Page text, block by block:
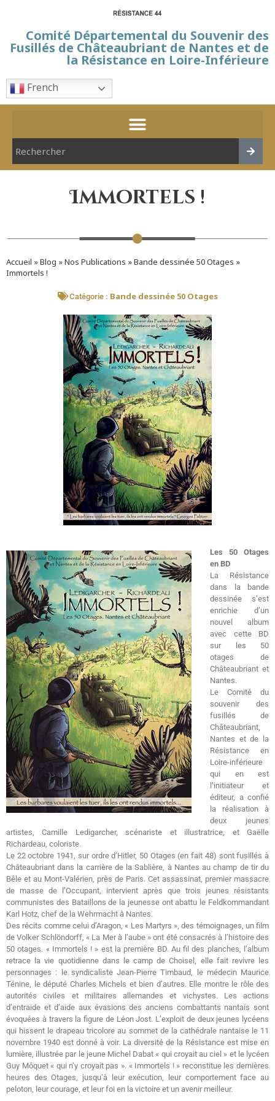
Comité Départemental du Souvenir des
Fusillés de Châteaubriant de Nantes et de
la Résistance en Loire-Inférieure
French
Immortels !
Accueil »Blog »Nos Publications »Bande dessinée 50 Otages »
Immortels !
Catégorie : Bande dessinée 50 Otages
Les 50 Otages
en BD
La Résistance
dans la bande
dessinée s’est
enrichie d’un
nouvel album
avec cette BD
sur les 50
otages de
Châteaubriant et
Nantes.
Le Comité du
souvenir des
fusillés de
Châteaubriant,
Nantes et de la
Résistance en
Loire-inférieure
qui en est
l’initiateur et
éditeur, a confié
la réalisation à
deux jeunes
artistes, Camille Ledigarcher, scénariste et illustratrice, et Gaëlle
Richardeau, coloriste.
Le 22 octobre 1941, sur ordre d’Hitler, 50 Otages (en fait 48) sont fusillés à
Châteaubriant dans la carrière de la Sablière, à Nantes au champ de tir du
Bêle et au Mont-Valérien, près de Paris. Cet assassinat, premier massacre
de masse de l’Occupant, intervient après que trois jeunes résistants
communistes des Bataillons de la jeunesse ont abattu le Feldkommandant
Karl Hotz, chef de la Wehrmacht à Nantes.
Des récits comme celui d’Aragon, « Les Martyrs », des témoignages, un film
de Volker Schlöndorff, « La Mer à l’aube » ont été consacrés à l’histoire des
50 otages. « Immortels ! » est la première BD. Au fil des planches, l’album
retrace la vie quotidienne dans le camp de Choisel, elle fait revivre les
personnages : le syndicaliste Jean-Pierre Timbaud, le médecin Maurice
Ténine, le député Charles Michels et bien d’autres. Elle montre le rôle des
autorités civiles et militaires allemandes et vichystes. Les actions
d’entraide et d’aide aux évasions des anciens combattants nantais sont
évoquées à travers la figure de Léon Jost. L’exploit de deux jeunes lycéens
qui hissent le drapeau tricolore au sommet de la cathédrale nantaise le 11
novembre 1940 est donné à voir. La diversité de la Résistance est mise en
lumière, illustrée par le jeune Michel Dabat « qui croyait au ciel » et le lycéen
Guy Môquet « qui n’y croyait pas ». « Immortels ! » reconstitue les dernières
heures des Otages, jusqu’à leur exécution, leur comportement face au
peloton, leur courage, et leur foi en la victoire et un avenir meilleur.